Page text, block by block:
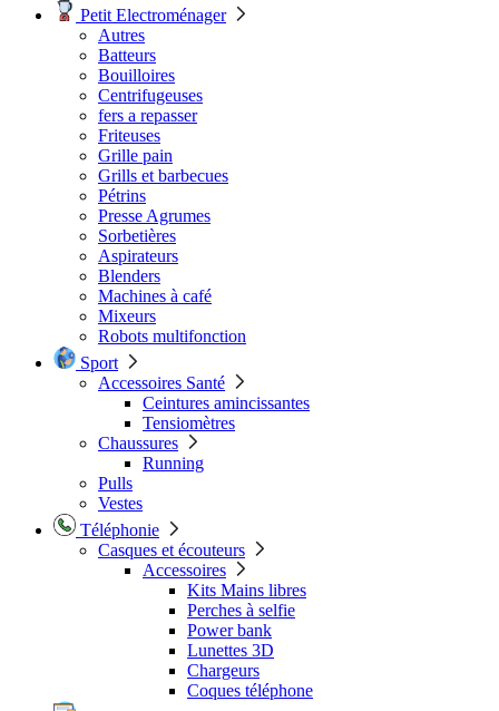
Petit Electroménager
Autres
Batteurs
Bouilloires
Centrifugeuses
fers a repasser
Friteuses
Grille pain
Grills et barbecues
Pétrins
Presse Agrumes
Sorbetières
Aspirateurs
Blenders
Machines à café
Mixeurs
Robots multifonction
Sport
Accessoires Santé
Ceintures amincissantes
Tensiomètres
Chaussures
Running
Pulls
Vestes
Téléphonie
Casques et écouteurs
Accessoires
Kits Mains libres
Perches à selfie
Power bank
Lunettes 3D
Chargeurs
Coques téléphone